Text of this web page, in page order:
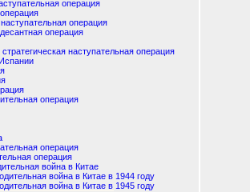
операция
операция
операция
наступательная операция
операция
операция
операция
война в Китае
война в Китае в 1944 году
война в Китае в 1945 году